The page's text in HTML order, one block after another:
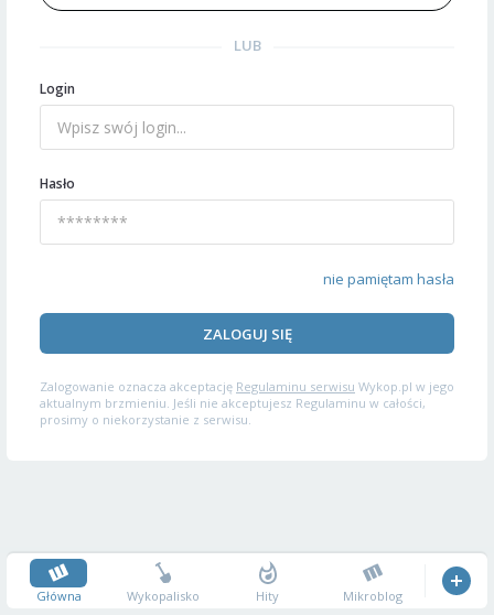
LUB
Login
Hasło
nie pamiętam hasła
ZALOGUJ SIĘ
Zalogowanie oznacza akceptację Regulaminu serwisu Wykop.pl w jego
aktualnym brzmieniu. Jeśli nie akceptujesz Regulaminu w całości,
prosimy o niekorzystanie z serwisu.
Główna Wykopalisko Hity Mikroblog